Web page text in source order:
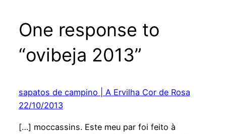
One response to
“ovibeja 2013”
sapatos de campino | A Ervilha Cor de Rosa
22/10/2013
[…] moccassins. Este meu par foi feito à